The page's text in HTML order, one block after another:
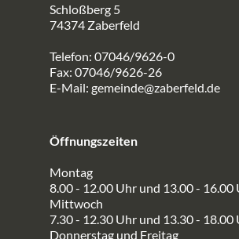
Schloßberg 5
74374 Zaberfeld
Telefon: 07046/9626-0
Fax: 07046/9626-26
E-Mail: gemeinde@zaberfeld.de
Öffnungszeiten
Montag
8.00 - 12.00 Uhr und 13.00 - 16.00
Mittwoch
7.30 - 12.30 Uhr und 13.30 - 18.00
Donnerstag und Freitag